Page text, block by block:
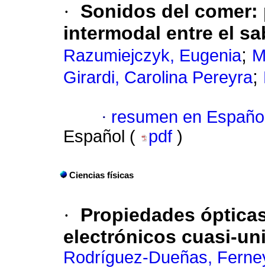
·
Sonidos del
intermodal entre el
Razumiejczyk, Eugenia;
Girardi, Carolina Pereyra;
· resumen en
Español (
pdf )
Ciencias físicas
·
Propiedades
electrónicos cuasi-
Rodríguez-Dueñas,